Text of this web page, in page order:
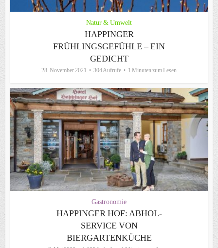
Natur & Umwelt
HAPPINGER
FRÜHLINGSGEFÜHLE – EIN
GEDICHT
28. November 2021 304 Aufrufe 1 Minuten zum Lesen
Gastronomie
HAPPINGER HOF: ABHOL-
SERVICE VON
BIERGARTENKÜCHE